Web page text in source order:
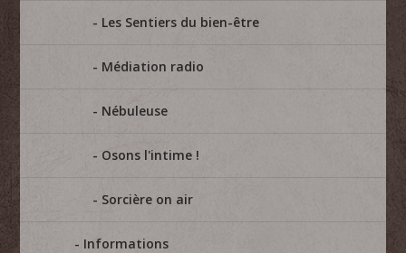
Les Sentiers du bien-être
Médiation radio
Nébuleuse
Osons l'intime !
Sorcière on air
Informations